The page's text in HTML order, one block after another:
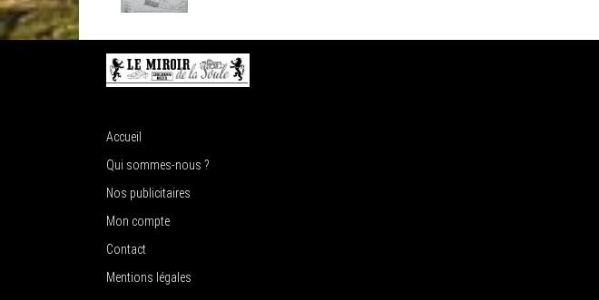
Accueil
Qui sommes-nous ?
Nos publicitaires
Mon compte
Contact
Mentions légales